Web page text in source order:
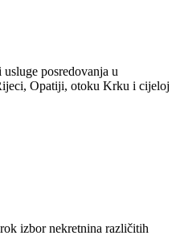
posredovanja u
Opatiji, otoku Krku i cijeloj
izbor nekretnina različitih